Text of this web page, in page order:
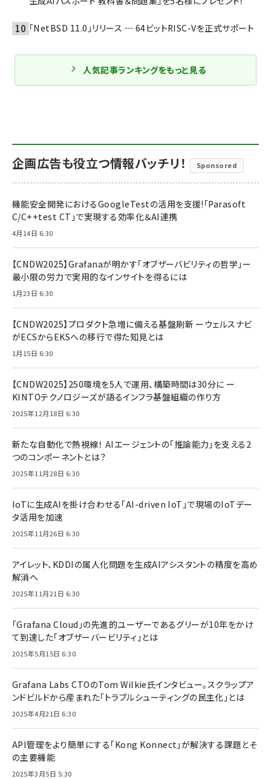
「NetBSD 11.0」リリース ─ 64ビットRISC-Vを正式サポート
人気記事ランキングをもっと見る
企画広告も役立つ情報バッチリ！ Sponsored
機能安全開発におけるGoogleTestの活用を支援!「Parasoft
C/C++test CT」で実現する効率化＆AI連携
4月14日 6:30
【CNDW2025】Grafanaが明かす「オブザーバビリティの哲学」ー
最小限の労力で実用的なインサイトを得るには
1月23日 6:30
【CNDW2025】プロダクト急増に備える基盤刷新 ーウェルスナビ
がECSからEKSへの移行で得た知見とは
1月15日 6:30
【CNDW2025】250環境を5人で運用、構築時間は30分に ー
KINTOテクノロジーズが語るインフラ基盤組織の作り方
2025年12月18日 6:30
新たな自動化で熱視線！ AIエージェントの「推論能力」を支える2
つのコンポーネントとは？
2025年11月28日 6:30
IoTに生成AIを掛け合わせる「AI-driven IoT」で現場のIoTデー
タ活用を加速
2025年11月26日 6:30
アイレット、KDDIの属人化問題を生成AIアシスタントの精度を高め
解消へ
2025年11月21日 6:30
「Grafana Cloud」の先進的ユーザーであるグリーが10年をかけ
て到達した「オブザーバービリティ」とは
2025年5月15日 6:30
Grafana Labs CTOのTom Wilkie氏インタビュー。スクラップア
ンドビルドから産まれた「トラブルシューティングの民主化」とは
2025年4月21日 6:30
API管理をより簡単にする「Kong Konnect」が解決する課題とそ
の主要機能
2025年3月5日 5:30